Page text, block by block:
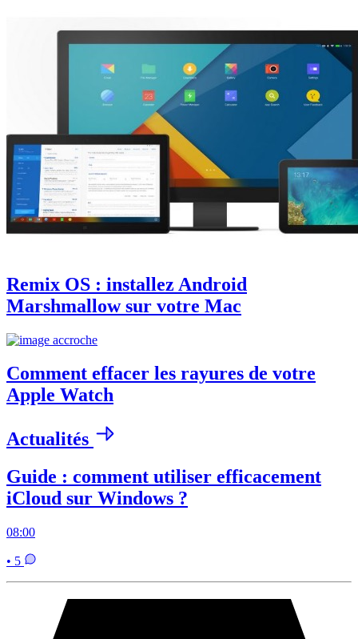
Remix OS : installez Android
Marshmallow sur votre Mac
Comment effacer les rayures de votre
Apple Watch
Actualités
Guide : comment utiliser efficacement
iCloud sur Windows ?
08:00
• 5